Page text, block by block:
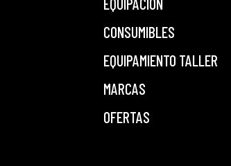
CONSUMIBLES
EQUIPAMIENTO TALLER
MARCAS
OFERTAS